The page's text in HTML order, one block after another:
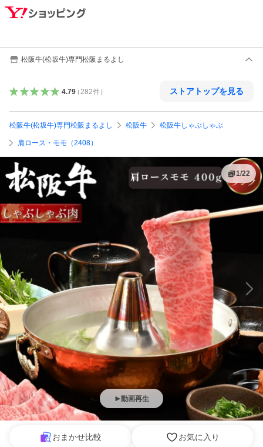
松阪牛(松坂牛)専門松阪まるよし
4.79（ 282件） ストアトップを見る
松阪牛(松坂牛)専門松阪まるよし 松阪牛 松阪牛しゃぶしゃぶ
肩ロース・モモ（2408）
動画再生
1/22
おまかせ比較 お気に入り